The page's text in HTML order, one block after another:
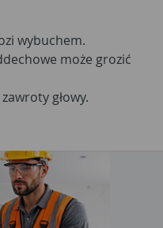
wybuchem.
może grozić
głowy.